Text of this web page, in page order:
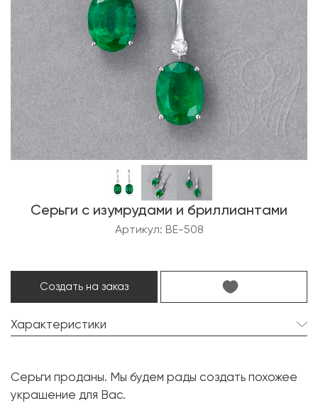
Серьги с изумрудами и бриллиантами
Артикул: BE-508
Создать на заказ
Характеристики
Форма огранки:
Овал
Серьги проданы. Мы будем рады создать похожее
украшение для Вас.